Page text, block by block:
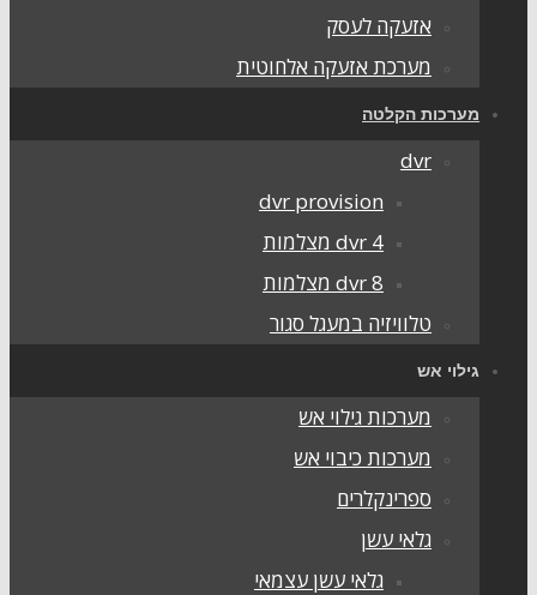
אזעקה לעסק
מערכת אזעקה אלחוטית
מערכות הקלטה
dvr
dvr provision
dvr 4 מצלמות
dvr 8 מצלמות
טלוויזיה במעגל סגור
גילוי אש
מערכות גילוי אש
מערכות כיבוי אש
ספרינקלרים
גלאי עשן
גלאי עשן עצמאי